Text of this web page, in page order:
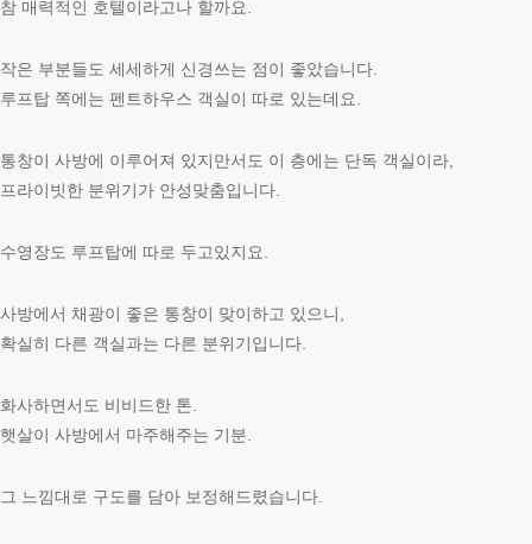
참 매력적인 호텔이라고나 할까요.
작은 부분들도 세세하게 신경쓰는 점이 좋았습니다.
루프탑 쪽에는 펜트하우스 객실이 따로 있는데요.
통창이 사방에 이루어져 있지만서도 이 층에는 단독 객실이라,
프라이빗한 분위기가 안성맞춤입니다.
수영장도 루프탑에 따로 두고있지요.
사방에서 채광이 좋은 통창이 맞이하고 있으니,
확실히 다른 객실과는 다른 분위기입니다.
화사하면서도 비비드한 톤.
햇살이 사방에서 마주해주는 기분.
그 느낌대로 구도를 담아 보정해드렸습니다.